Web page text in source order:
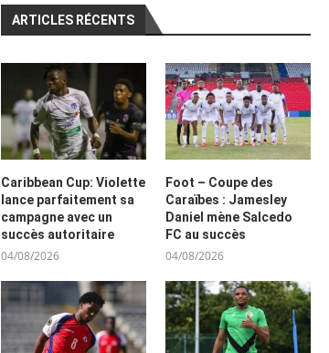
ARTICLES RÉCENTS
Caribbean Cup: Violette
lance parfaitement sa
campagne avec un
succès autoritaire
04/08/2026
Foot – Coupe des
Caraïbes : Jamesley
Daniel mène Salcedo
FC au succès
04/08/2026